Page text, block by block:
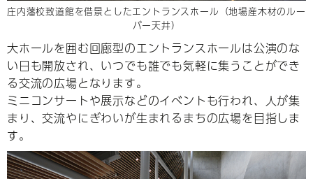
庄内藩校致道館を借景としたエントランスホール（地場産木材のルー
バー天井）
大ホールを囲む回廊型のエントランスホールは公演のな
い日も開放され、いつでも誰でも気軽に集うことができ
る交流の広場となります。
ミニコンサートや展示などのイベントも行われ、人が集
まり、交流やにぎわいが生まれるまちの広場を目指しま
す。